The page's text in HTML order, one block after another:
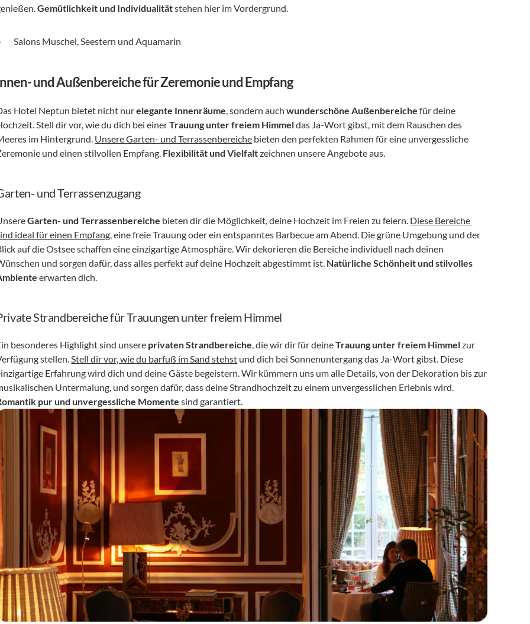
Gemütlichkeit und Individualität stehen hier im Vordergrund.
Salons Muschel, Seestern und Aquamarin
und Außenbereiche für Zeremonie und Empfang
Hotel Neptun bietet nicht nur elegante Innenräume, sondern auch wunderschöne Außenbereiche für deine
Stell dir vor, wie du dich bei einer Trauung unter freiem Himmel das Ja-Wort gibst, mit dem Rauschen des
im Hintergrund. Unsere Garten- und Terrassenbereiche bieten den perfekten Rahmen für eine unvergessliche
und einen stilvollen Empfang. Flexibilität und Vielfalt zeichnen unsere Angebote aus.
und Terrassenzugang
Garten- und Terrassenbereiche bieten dir die Möglichkeit, deine Hochzeit im Freien zu feiern. Diese Bereiche
ideal für einen Empfang, eine freie Trauung oder ein entspanntes Barbecue am Abend. Die grüne Umgebung und der
auf die Ostsee schaffen eine einzigartige Atmosphäre. Wir dekorieren die Bereiche individuell nach deinen
und sorgen dafür, dass alles perfekt auf deine Hochzeit abgestimmt ist. Natürliche Schönheit und stilvolles
erwarten dich.
Strandbereiche für Trauungen unter freiem Himmel
besonderes Highlight sind unsere privaten Strandbereiche, die wir dir für deine Trauung unter freiem Himmel zur
stellen. Stell dir vor, wie du barfuß im Sand stehst und dich bei Sonnenuntergang das Ja-Wort gibst. Diese
Erfahrung wird dich und deine Gäste begeistern. Wir kümmern uns um alle Details, von der Dekoration bis zur
pur und unvergessliche Momente sind garantiert.